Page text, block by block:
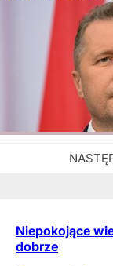
Niepokojące
dobrze